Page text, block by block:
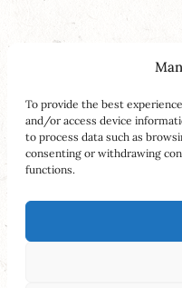
To provide the best
and/or access device
to process data such as
consenting or withdrawing
functions.